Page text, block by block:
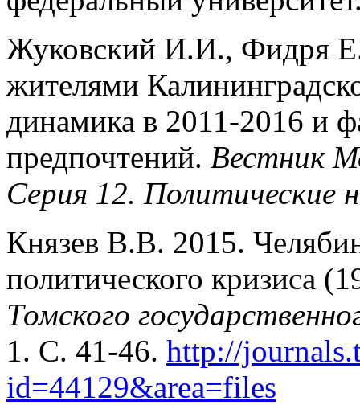
Жуковский И.И., Фидря
жителями
динамика в 2011-2016 и
предпочтений. Вестник
Серия 12. Политические
Князев В.В. 2015.
политического кризиса
Томского
1. С. 41-46. http://
id=44129&area=files